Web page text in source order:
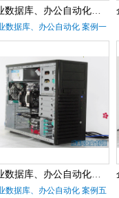
数据库、办公自动化 案例一
数据库、办公自动化 案例五